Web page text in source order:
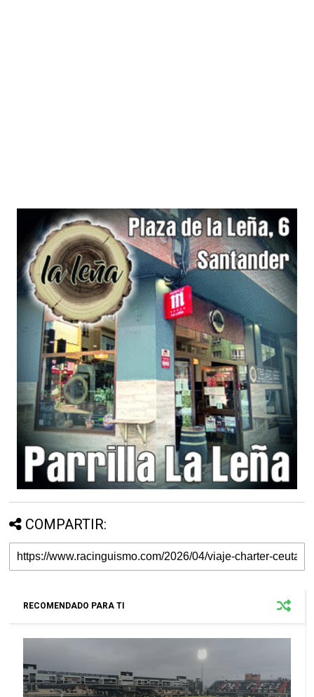
COMPARTIR:
RECOMENDADO PARA TI